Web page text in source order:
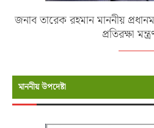
জনাব তারেক রহমান মাননীয়
প্রতিরক্ষা
মাননীয় উপদেষ্টা